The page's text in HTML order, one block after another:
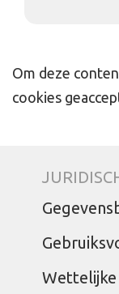
Om deze
cookies